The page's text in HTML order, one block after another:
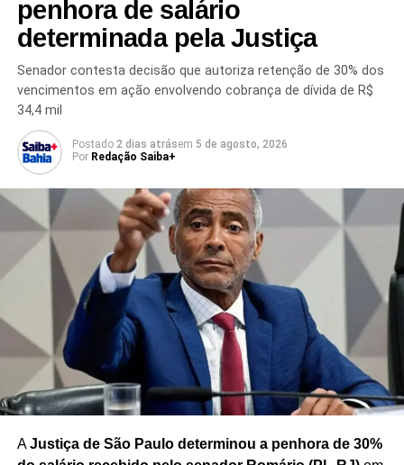
ROGÉRIA BOLSONARO
SENADO
SUPLENTE AO SENADO
UNIÃO BRASIL
PRÓXIMO
Advogado é condenado por tentar manipular IA
do TRT-BA
NÃO PERCA
Rui Costa condena ataque a Jerônimo no 2 de
Julho
penhora de salário
determinada pela Justiça
Senador contesta decisão que autoriza retenção de 30% dos
vencimentos em ação envolvendo cobrança de dívida de R$
34,4 mil
Postado 2 dias atrásem 5 de agosto, 2026
Por Redação Saiba+
AJustiça de São Paulo determinou a penhora de 30%